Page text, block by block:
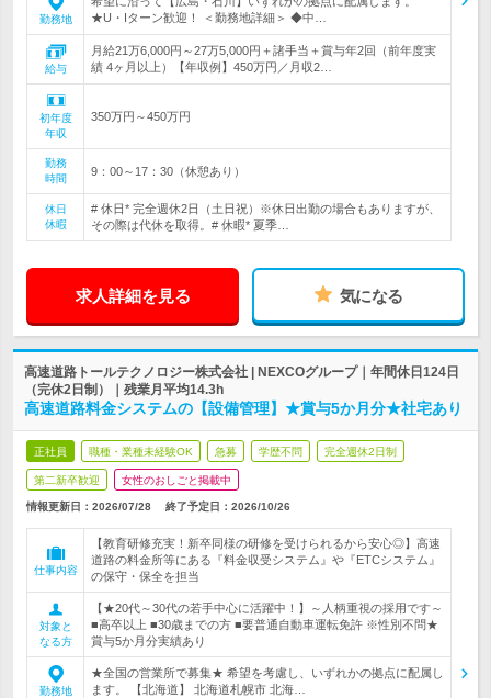
勤務地
★U・Iターン歓迎！ ＜勤務地詳細＞ ◆中…
給与
月給21万6,000円～27万5,000円＋諸手当＋賞与年2回（前年度実
績 4ヶ月以上）【年収例】450万円／月収2…
初年度
年収
350万円～450万円
勤務
時間
9：00～17：30（休憩あり）
休日
休暇
# 休日* 完全週休2日（土日祝）※休日出勤の場合もありますが、
その際は代休を取得。# 休暇* 夏季…
求人詳細を見る 気になる
高速道路トールテクノロジー株式会社 | NEXCOグループ｜年間休日124日
（完休2日制）｜残業月平均14.3h
高速道路料金システムの【設備管理】★賞与5か月分★社宅あり
正社員 職種・業種未経験OK 急募 学歴不問 完全週休2日制
第二新卒歓迎 女性のおしごと掲載中
情報更新日：2026/07/28 終了予定日： 2026/10/26
仕事内容
【教育研修充実！新卒同様の研修を受けられるから安心◎】高速
道路の料金所等にある『料金収受システム』や『ETCシステム』
の保守・保全を担当
対象と
なる方
【★20代～30代の若手中心に活躍中！】～人柄重視の採用です～
■高卒以上 ■30歳までの方 ■要普通自動車運転免許 ※性別不問★
賞与5か月分実績あり
勤務地
★全国の営業所で募集★ 希望を考慮し、いずれかの拠点に配属し
ます。 【北海道】 北海道札幌市 北海…